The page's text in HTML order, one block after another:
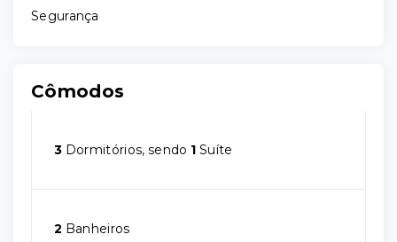
Segurança
Cômodos
3 Dormitórios, sendo 1 Suíte
2 Banheiros